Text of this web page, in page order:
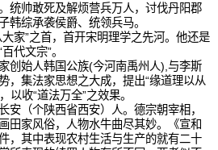
统帅敢死及解烦营兵万人，讨伐丹阳郡
韩综承袭侯爵、统领兵马。
家”之首，首开宋明理学之先河。他还是
代文宗”。
创始人韩国公族(今河南禹州人),与李斯
，集法家思想之大成，提出“缘道理以从
以收“道法万全”之效果。
安（个陕西省西安）人。德宗朝宰相，
田家风俗，人物水牛曲尽其妙。《宣和
，其中表现农村生活与生产的就有二十